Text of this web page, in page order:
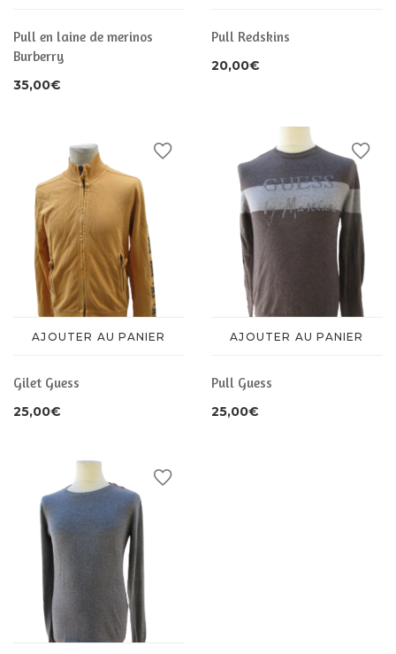
Pull en laine de merinos
Burberry
35,00€
Pull Redskins
20,00€
AJOUTER AU PANIER
Gilet Guess
25,00€
AJOUTER AU PANIER
Pull Guess
25,00€